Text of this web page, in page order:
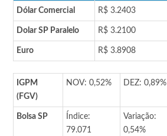
Dólar Comercial R$ 3.2403
Dolar SP Paralelo R$ 3.2100
Euro R$ 3.8908
IGPM
(FGV)
NOV: 0,52% DEZ: 0,89%
Bolsa SP
Índice:
79.071
Variação:
0,54%